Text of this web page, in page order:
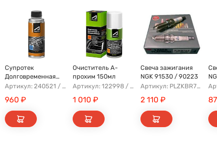
Супротек
Долговременная
Промывка
Артикул: 240521 / 122929
960 ₽
Очиститель А-
прохим 150мл
Артикул: 122998 / 121809
1 010 ₽
Свеча зажигания
NGK 91530 / 90223
Артикул: PLZKBR7B8G
2 110 ₽